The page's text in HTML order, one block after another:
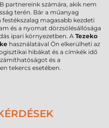
partnereink számára, akik nem
terén. Bár a műanyag
festékszalag magasabb kezdeti
és a nyomat dörzsölésállósága
ipari környezetben. A Tezeko
használatával Ön elkerülheti az
hibákat és a címkék idő
és a
tekercs esetében.